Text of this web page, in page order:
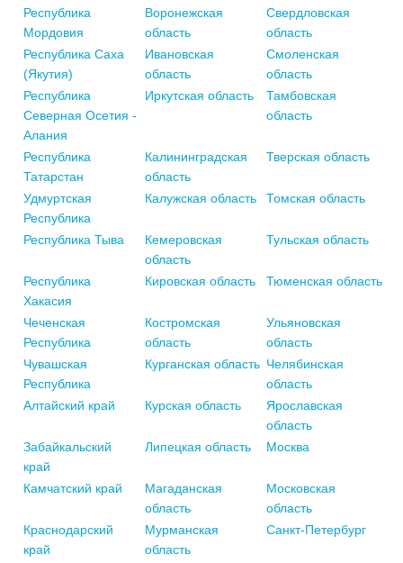
Республика
Мордовия
Воронежская
область
Свердловская
область
Республика Саха
(Якутия)
Ивановская
область
Смоленская
область
Республика
Северная Осетия -
Алания
Иркутская область
Тамбовская
область
Республика
Татарстан
Калининградская
область
Тверская область
Удмуртская
Республика
Калужская область Томская область
Республика Тыва
Кемеровская
область
Тульская область
Республика
Хакасия
Кировская область Тюменская область
Чеченская
Республика
Костромская
область
Ульяновская
область
Чувашская
Республика
Курганская область Челябинская
область
Алтайский край
Курская область
Ярославская
область
Забайкальский
край
Липецкая область Москва
Камчатский край
Магаданская
область
Московская
область
Краснодарский
край
Мурманская
область
Санкт-Петербург